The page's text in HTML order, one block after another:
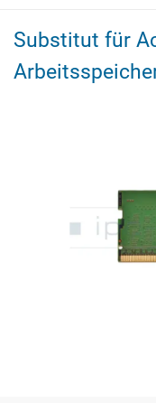
Substitut für